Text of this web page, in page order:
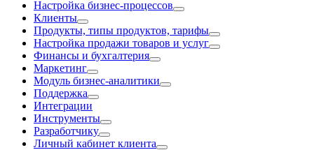
Настройка бизнес-процессов
Клиенты
Продукты, типы продуктов, тарифы
Настройка продажи товаров и услуг
Финансы и бухгалтерия
Маркетинг
Модуль бизнес-аналитики
Поддержка
Интеграции
Инструменты
Разработчику
Личный кабинет клиента